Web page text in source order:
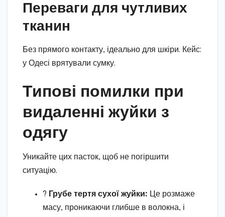
Переваги для чутливих
тканин
Без прямого контакту, ідеально для шкіри. Кейс:
у Одесі врятували сумку.
Типові помилки при
видаленні жуйки з
одягу
Уникайте цих пасток, щоб не погіршити
ситуацію.
?️ Грубе тертя сухої жуйки: Це розмаже
масу, проникаючи глибше в волокна, і